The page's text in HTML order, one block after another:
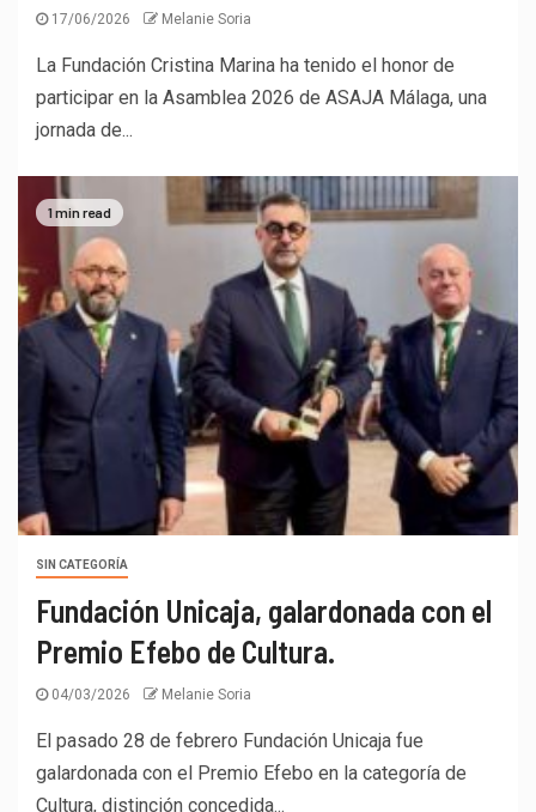
17/06/2026 Melanie Soria
La Fundación Cristina Marina ha tenido el honor de
participar en la Asamblea 2026 de ASAJA Málaga, una
jornada de...
1 min read
SIN CATEGORÍA
Fundación Unicaja, galardonada con el
Premio Efebo de Cultura.
04/03/2026 Melanie Soria
El pasado 28 de febrero Fundación Unicaja fue
galardonada con el Premio Efebo en la categoría de
Cultura, distinción concedida...